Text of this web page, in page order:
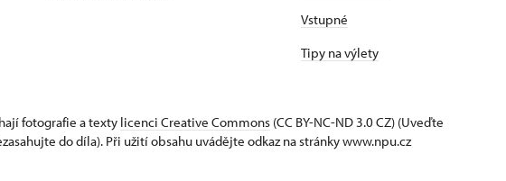
Vstupné
Tipy na výlety
fotografie a texty licenci Creative Commons (CC BY-NC-ND 3.0 CZ) (Uveďte
do díla). Při užití obsahu uvádějte odkaz na stránky www.npu.cz